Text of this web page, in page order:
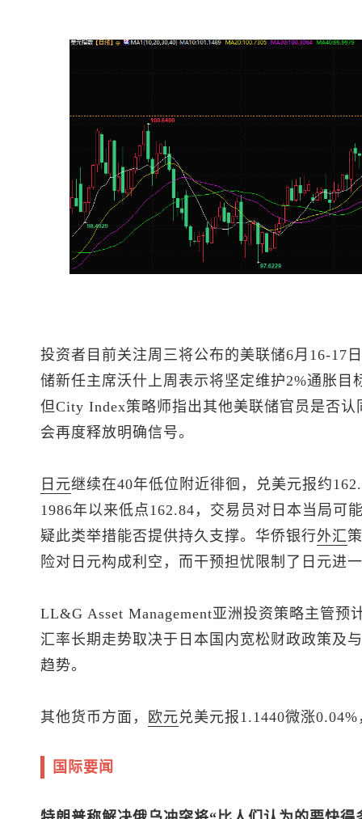
投资者目前关注周三将公布的美联储6月16-17
储新任主席沃什上周表示将坚定维护2%通胀目
但City Index策略师指出其他美联储官员是否
会再度释放明确信号。
日元继续在40年低位附近徘徊，兑美元报约
1986年以来低点162.84，交易员对日本当局可
疑此类举措能否提供持久支撑。华侨银行外汇
险对日元构成利空，而干预担忧限制了日元进
LL&G Asset Management亚洲投资策略主管预
汇率长期走势取决于日本国内宽松财政政策及
趋势。
其他货币方面， 欧元兑美元报1.1440微涨
国际要闻